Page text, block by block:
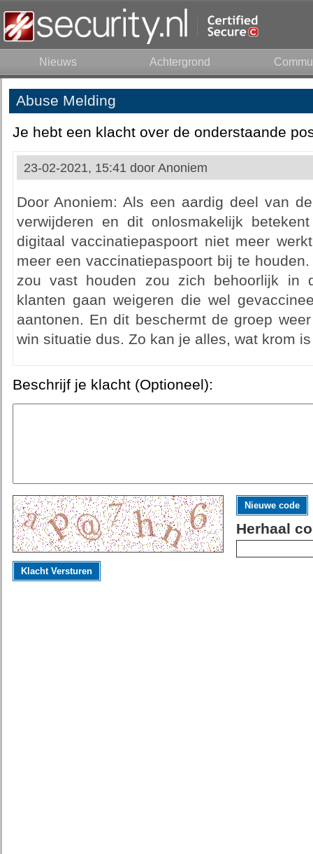
Nieuws Achtergrond
Abuse Melding
Je hebt een klacht over de onderstaande
23-02-2021, 15:41 door Anoniem
Door Anoniem: Als een aardig deel van
verwijderen en dit onlosmakelijk
digitaal vaccinatiepaspoort niet meer
meer een vaccinatiepaspoort bij te
zou vast houden zou zich behoorlijk in
klanten gaan weigeren die wel
aantonen. En dit beschermt de groep
win situatie dus. Zo kan je alles, wat krom
Beschrijf je klacht (Optioneel):
Nieuwe code
Herhaal
Klacht Versturen